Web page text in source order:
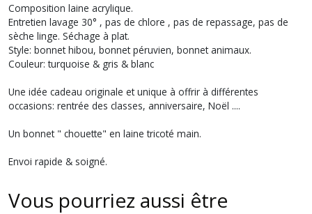
Composition laine acrylique.
Entretien lavage 30° , pas de chlore , pas de repassage, pas de
sèche linge. Séchage à plat.
Style: bonnet hibou, bonnet péruvien, bonnet animaux.
Couleur: turquoise & gris & blanc
Une idée cadeau originale et unique à offrir à différentes
occasions: rentrée des classes, anniversaire, Noël ....
Un bonnet " chouette" en laine tricoté main.
Envoi rapide & soigné.
Vous pourriez aussi être